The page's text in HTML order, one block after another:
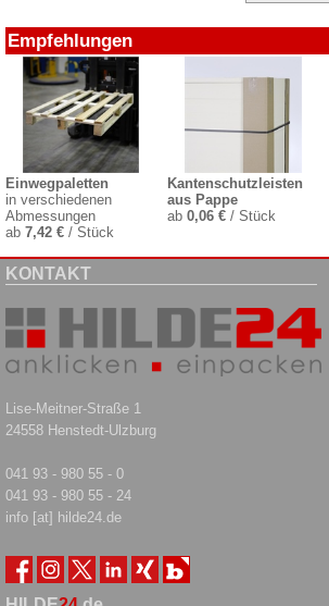
Empfehlungen
Einwegpaletten
in verschiedenen
Abmessungen
ab 7,42 € / Stück
Kantenschutzleisten
aus Pappe
ab0,06 € / Stück
KONTAKT
Lise-Meitner-Straße 1
24558 Henstedt-Ulzburg
041 93 - 980 55 - 0
041 93 - 980 55 - 24
info [at] hilde24.de